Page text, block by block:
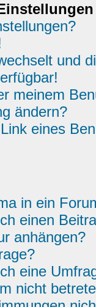
und
meinem
ändern?
eines
in ein
einen
anhängen?
eine
nicht